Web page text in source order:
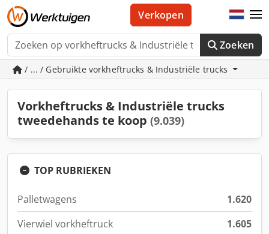
Zoeken
Verkopen
/ ... / Gebruikte vorkheftrucks & Industriële trucks
Vorkheftrucks & Industriële trucks
tweedehands te koop (9.039)
TOP RUBRIEKEN
Palletwagens
1.620
Vierwiel vorkheftruck
1.605